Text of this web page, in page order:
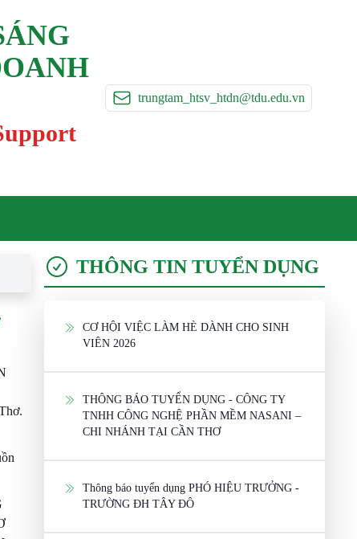
trungtam_htsv_htdn@tdu.edu.vn
THÔNG TIN TUYỂN DỤNG
CƠ HỘI VIỆC LÀM HÈ DÀNH CHO SINH
VIÊN 2026
THÔNG BÁO TUYỂN DỤNG - CÔNG TY
TNHH CÔNG NGHỆ PHẦN MỀM NASANI –
CHI NHÁNH TẠI CẦN THƠ
Thông báo tuyển dụng PHÓ HIỆU TRƯỞNG -
TRƯỜNG ĐH TÂY ĐÔ